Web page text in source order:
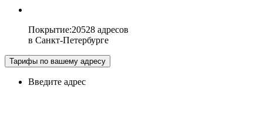
Покрытие:20528 адресов
в Санкт-Петербурге
Тарифы по вашему адресу
Введите адрес